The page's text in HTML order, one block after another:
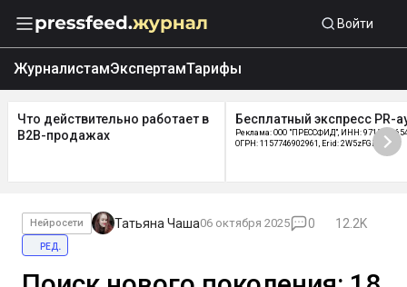
Войти
ЖурналистамЭкспертамТарифы
Что действительно работает в
B2B-продажах
Бесплатный экспресс PR-
Реклама: ООО "ПРЕССФИД", ИНН:
ОГРН: 1157746902961, Erid: 2W5zFGDycPz
Нейросети Татьяна Чаша06 октября 2025 0
12.2K
ред.